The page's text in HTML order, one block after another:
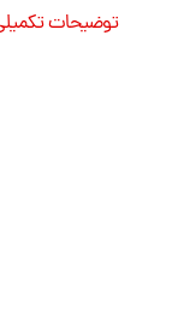
توضیحات